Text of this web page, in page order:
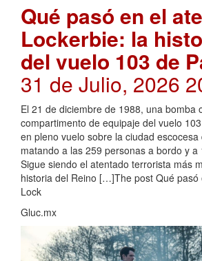
Qué pasó en el
Lockerbie: la
del vuelo 103 de
31 de Julio, 2026
El 21 de diciembre de 1988, una bomba
compartimento de equipaje del vuelo
en pleno vuelo sobre la ciudad escocesa
matando a las 259 personas a bordo y a
Sigue siendo el atentado terrorista más
historia del Reino […]The post Qué pasó
Lock
Gluc.mx